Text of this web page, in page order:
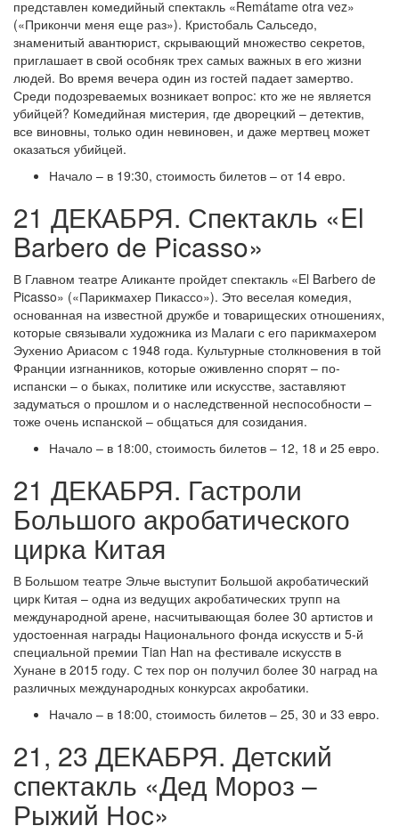
представлен комедийный спектакль «Remátame otra vez»
(«Прикончи меня еще раз»). Кристобаль Сальседо,
знаменитый авантюрист, скрывающий множество секретов,
приглашает в свой особняк трех самых важных в его жизни
людей. Во время вечера один из гостей падает замертво.
Среди подозреваемых возникает вопрос: кто же не является
убийцей? Комедийная мистерия, где дворецкий – детектив,
все виновны, только один невиновен, и даже мертвец может
оказаться убийцей.
Начало – в 19:30, стоимость билетов – от 14 евро.
21 ДЕКАБРЯ. Спектакль «El
Barbero de Picasso»
В Главном театре Аликанте пройдет спектакль «El Barbero de
Picasso» («Парикмахер Пикассо»). Это веселая комедия,
основанная на известной дружбе и товарищеских отношениях,
которые связывали художника из Малаги с его парикмахером
Эухенио Ариасом с 1948 года. Культурные столкновения в той
Франции изгнанников, которые оживленно спорят – по-
испански – о быках, политике или искусстве, заставляют
задуматься о прошлом и о наследственной неспособности –
тоже очень испанской – общаться для созидания.
Начало – в 18:00, стоимость билетов – 12, 18 и 25 евро.
21 ДЕКАБРЯ. Гастроли
Большого акробатического
цирка Китая
В Большом театре Эльче выступит Большой акробатический
цирк Китая – одна из ведущих акробатических трупп на
международной арене, насчитывающая более 30 артистов и
удостоенная награды Национального фонда искусств и 5-й
специальной премии Tian Han на фестивале искусств в
Хунане в 2015 году. С тех пор он получил более 30 наград на
различных международных конкурсах акробатики.
Начало – в 18:00, стоимость билетов – 25, 30 и 33 евро.
21, 23 ДЕКАБРЯ. Детский
спектакль «Дед Мороз –
Рыжий Нос»